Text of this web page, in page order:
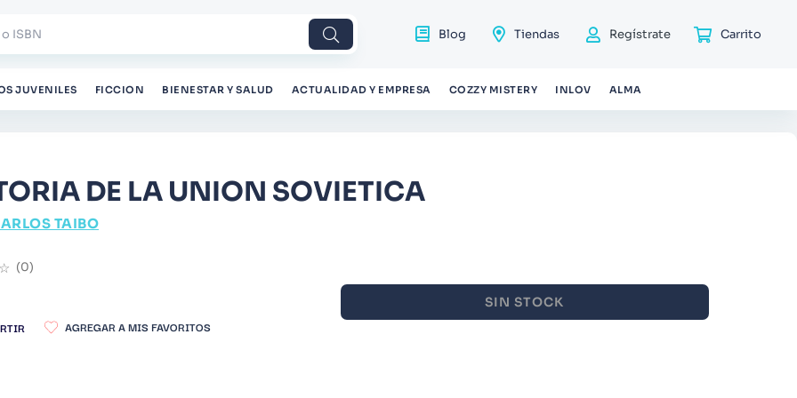
Blog Tiendas Regístrate
JUVENILES FICCION BIENESTAR Y SALUD ACTUALIDAD Y EMPRESA COZZY MISTERY INLOV ALMA
DE LA UNION SOVIETICA
TAIBO
☆ (0)
SIN STOCK